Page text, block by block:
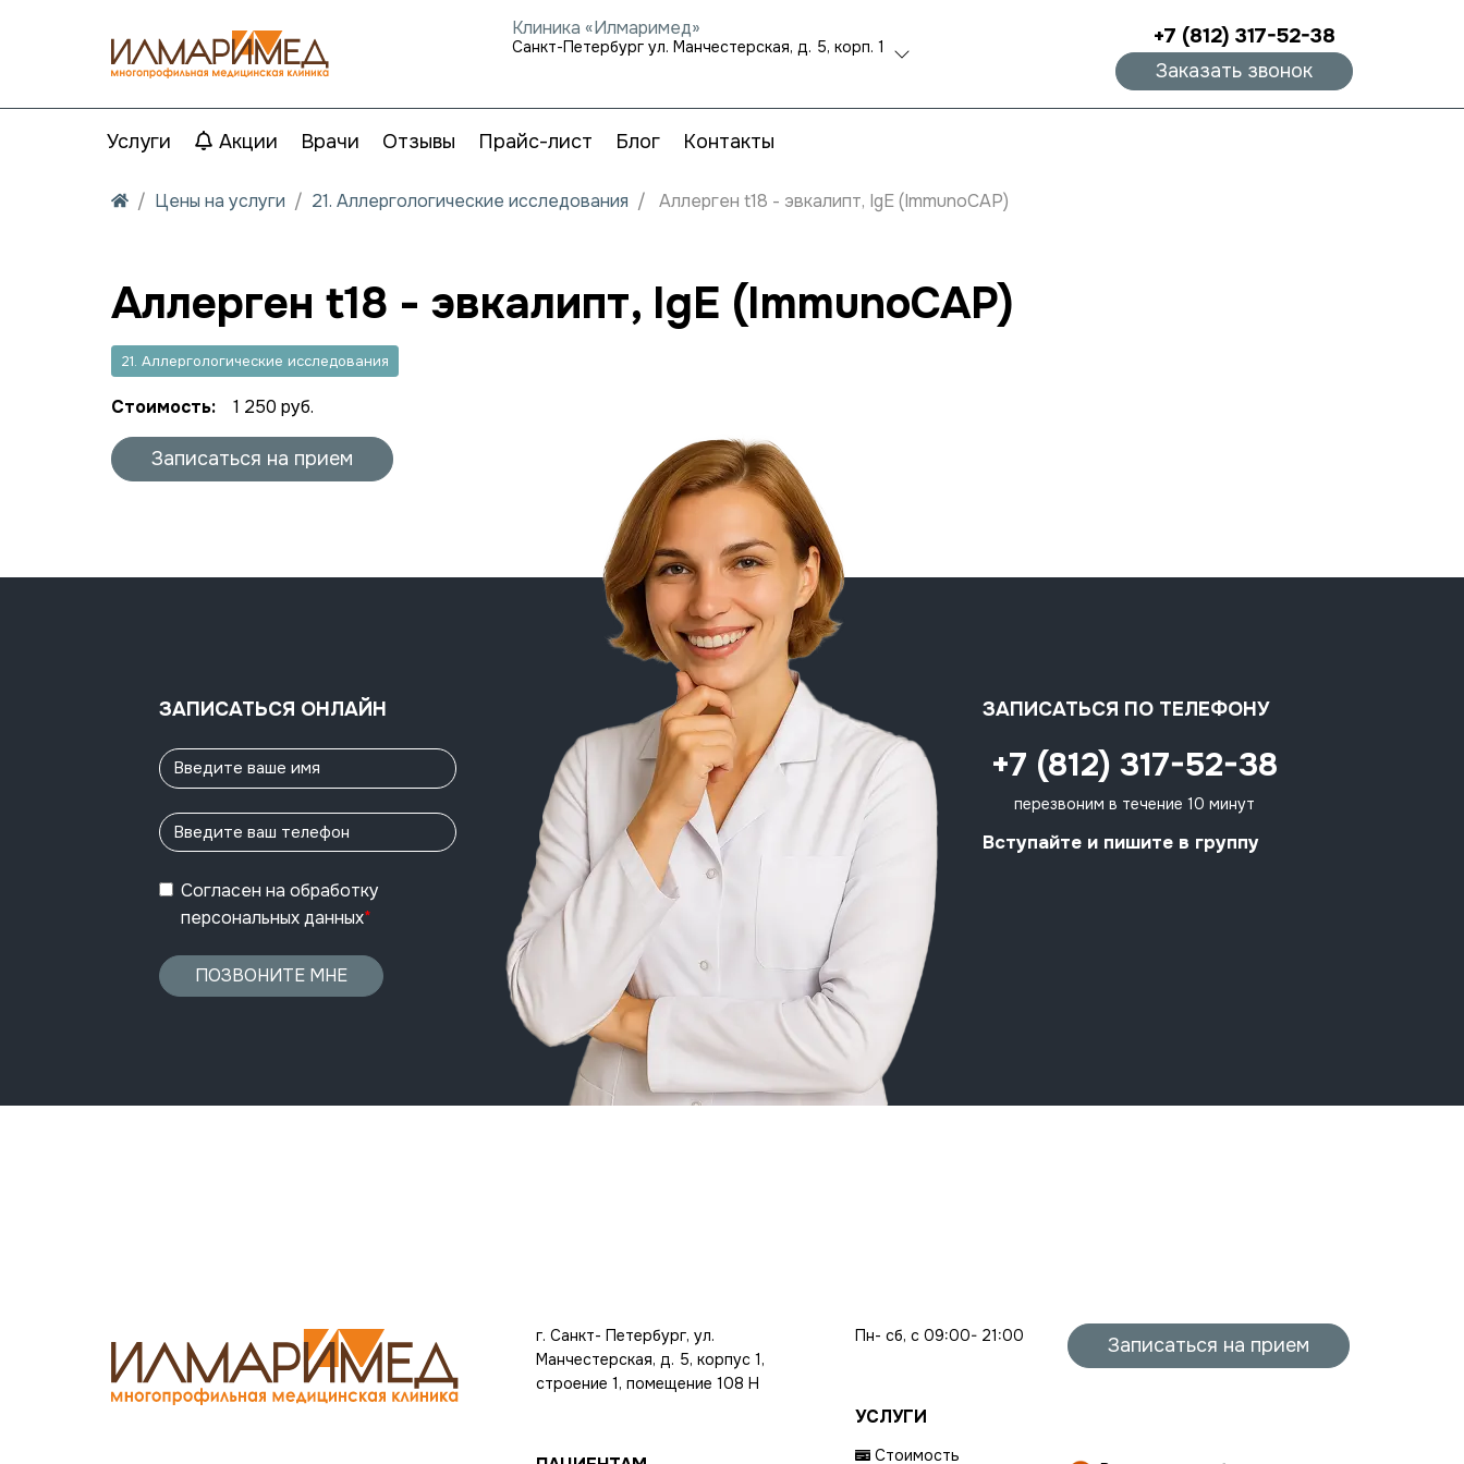
Клиника «Илмаримед»
Санкт-Петербург ул. Манчестерская, д. 5, корп. 1 +7 (812) 317-52-38
Заказать звонок
Услуги Акции Врачи Отзывы Прайс-лист Блог Контакты
Цены на услуги 21. Аллергологические исследования Аллерген t18 - эвкалипт, IgE (ImmunoCAP)
Аллерген t18 - эвкалипт, IgE (ImmunoCAP)
21. Аллергологические исследования
Стоимость: 1 250 руб.
Записаться на прием
ЗАПИСАТЬСЯ ОНЛАЙН
Согласен на обработку
персональных данных*
ПОЗВОНИТЕ МНЕ
ЗАПИСАТЬСЯ ПО ТЕЛЕФОНУ
+7 (812) 317-52-38
перезвоним в течение 10 минут
Вступайте и пишите в группу
г. Санкт- Петербург, ул.
Манчестерская, д. 5, корпус 1,
строение 1, помещение 108 Н
Пн- сб, с 09:00- 21:00
УСЛУГИ
Стоимость
Записаться на прием